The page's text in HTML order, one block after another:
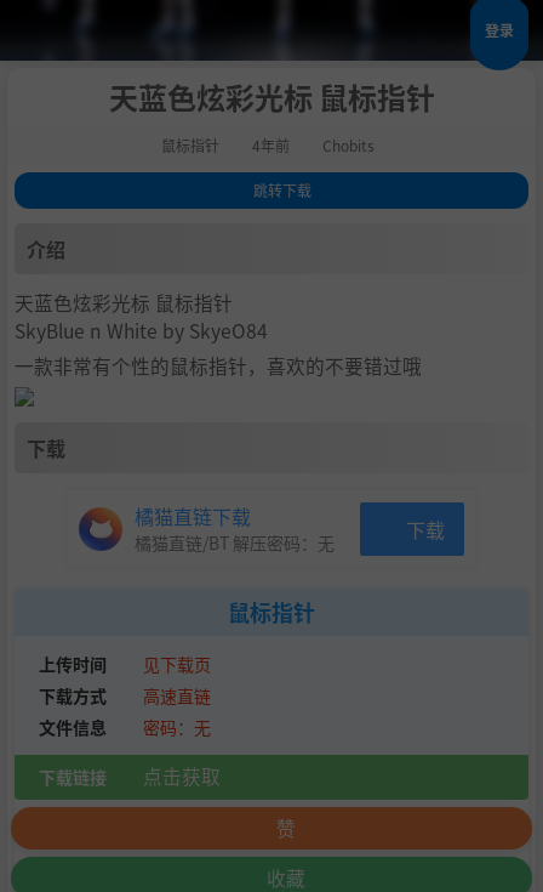
登录
天蓝色炫彩光标 鼠标指针
鼠标指针 4年前 Chobits
跳转下载
2 .下载
介绍
天蓝色炫彩光标 鼠标指针
SkyBlue n White by SkyeO84
一款非常有个性的鼠标指针，喜欢的不要错过哦
下载
橘猫直链下载
橘猫直链/BT 解压密码： 无 下载
鼠标指针
上传时间
见下载页
下载方式
高速直链
文件信息
密码：无
下载链接
点击获取
赞
收藏